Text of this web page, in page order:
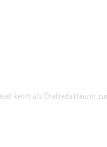
Verband &
kehrt als Chefredakteurin